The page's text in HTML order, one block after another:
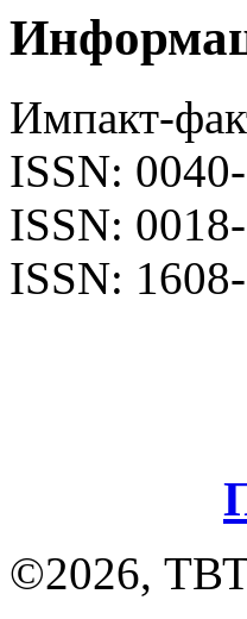
Импакт-
ISSN:
ISSN:
ISSN:
©2026,